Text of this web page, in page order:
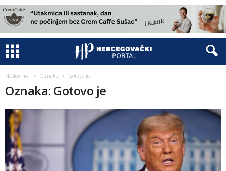
Naslovnica Oznake Gotovo je
Oznaka: Gotovo je